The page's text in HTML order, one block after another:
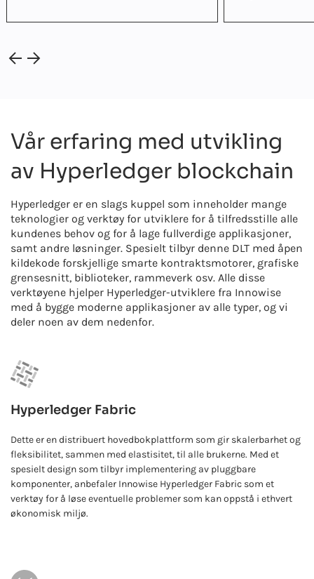
Vår erfaring med utvikling
av Hyperledger blockchain
Hyperledger er en slags kuppel som inneholder mange
teknologier og verktøy for utviklere for å tilfredsstille alle
kundenes behov og for å lage fullverdige applikasjoner,
samt andre løsninger. Spesielt tilbyr denne DLT med åpen
kildekode forskjellige smarte kontraktsmotorer, grafiske
grensesnitt, biblioteker, rammeverk osv. Alle disse
verktøyene hjelper Hyperledger-utviklere fra Innowise
med å bygge moderne applikasjoner av alle typer, og vi
deler noen av dem nedenfor.
Hyperledger Fabric
Dette er en distribuert hovedbokplattform som gir skalerbarhet og
fleksibilitet, sammen med elastisitet, til alle brukerne. Med et
spesielt design som tilbyr implementering av pluggbare
komponenter, anbefaler Innowise Hyperledger Fabric som et
verktøy for å løse eventuelle problemer som kan oppstå i ethvert
økonomisk miljø.